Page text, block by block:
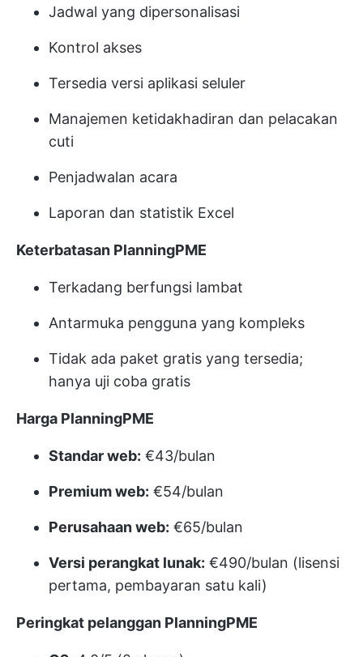
Jadwal yang dipersonalisasi
Kontrol akses
Tersedia versi aplikasi seluler
Manajemen ketidakhadiran dan pelacakan
cuti
Penjadwalan acara
Laporan dan statistik Excel
Keterbatasan PlanningPME
Terkadang berfungsi lambat
Antarmuka pengguna yang kompleks
Tidak ada paket gratis yang tersedia;
hanya uji coba gratis
Harga PlanningPME
Standar web: €43/bulan
Premium web: €54/bulan
Perusahaan web: €65/bulan
Versi perangkat lunak: €490/bulan (lisensi
pertama, pembayaran satu kali)
Peringkat pelanggan PlanningPME